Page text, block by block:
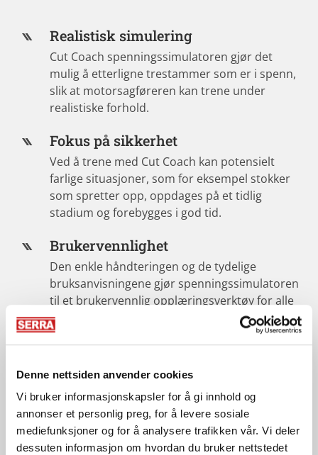
Denne nettsiden anvender cookies
Vi bruker informasjonskapsler for å gi innhold og
annonser et personlig preg, for å levere sosiale
mediefunksjoner og for å analysere trafikken vår. Vi deler
dessuten informasjon om hvordan du bruker nettstedet
Realistisk simulering
Cut Coach spenningssimulatoren gjør det
mulig å etterligne trestammer som er i spenn,
slik at motorsagføreren kan trene under
realistiske forhold.
Fokus på sikkerhet
Ved å trene med Cut Coach kan potensielt
farlige situasjoner, som for eksempel stokker
som spretter opp, oppdages på et tidlig
stadium og forebygges i god tid.
Brukervennlighet
Den enkle håndteringen og de tydelige
bruksanvisningene gjør spenningssimulatoren
til et brukervennlig opplæringsverktøy for alle
nødetater.
Bredt spekter av bruksområder
Enten det gjelder opplæringssentre i skogbruk,
brannvesen eller fagforeninger – Cut Coach-
spenningssimulatoren er egnet for diverse
målgrupper.